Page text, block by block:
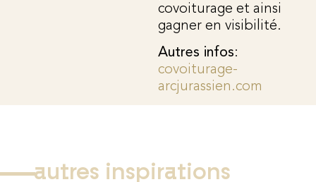
covoiturage et ainsi
gagner en visibilité.
Autres infos:
covoiturage-
arcjurassien.com
autres inspirations